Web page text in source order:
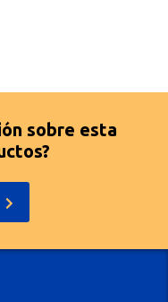
sobre esta